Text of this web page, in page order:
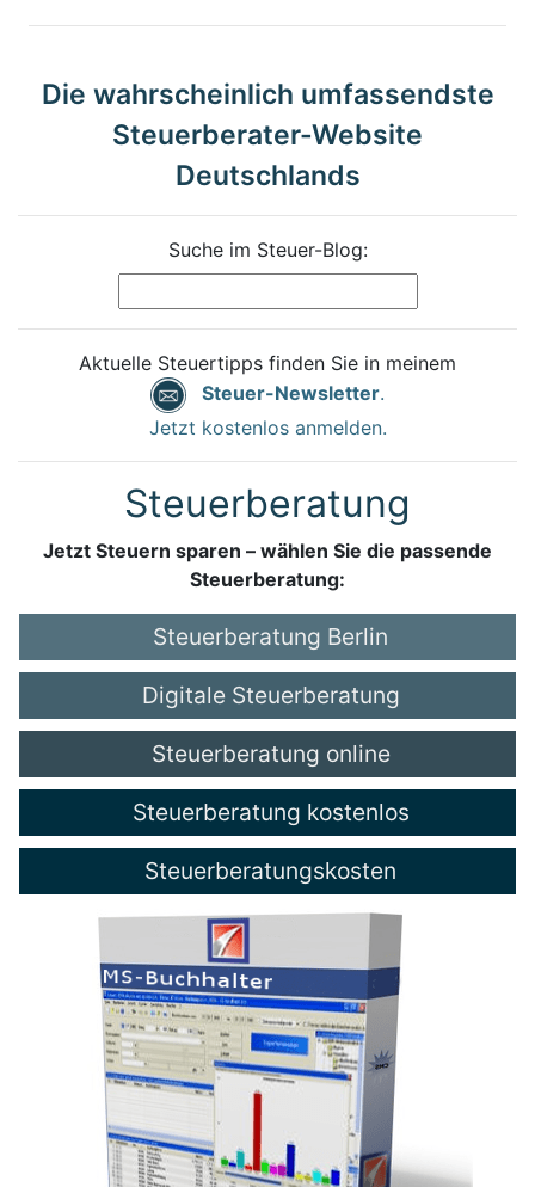
Die wahrscheinlich umfassendste
Steuerberater-Website
Deutschlands
Suche im Steuer-Blog:
Aktuelle Steuertipps finden Sie in meinem
Steuer-Newsletter.
Jetzt kostenlos anmelden.
Steuerberatung
Jetzt Steuern sparen – wählen Sie die passende
Steuerberatung:
Steuerberatung Berlin
Digitale Steuerberatung
Steuerberatung online
Steuerberatung kostenlos
Steuerberatungskosten